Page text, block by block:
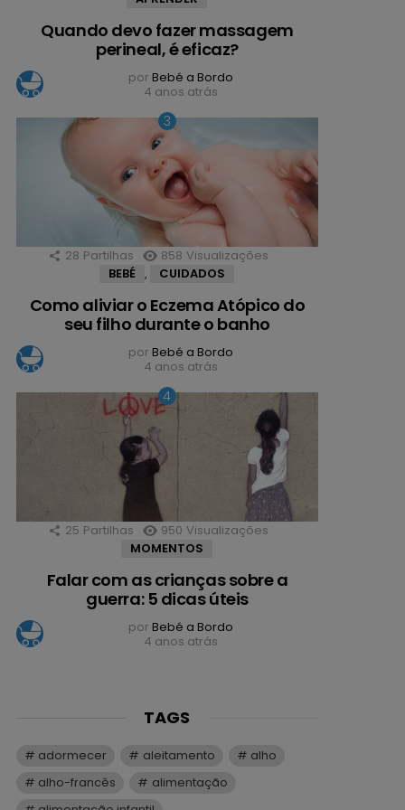
Quando devo fazer massagem
perineal, é eficaz?
por Bebé a Bordo
4 anos atrás
28 Partilhas 858 Visualizações
BEBÉ
CUIDADOS
Como aliviar o Eczema Atópico do
seu filho durante o banho
por Bebé a Bordo
4 anos atrás
25 Partilhas 950 Visualizações
MOMENTOS
Falar com as crianças sobre a
guerra: 5 dicas úteis
por Bebé a Bordo
4 anos atrás
TAGS
adormecer aleitamento
alho
alho-francês
alimentação